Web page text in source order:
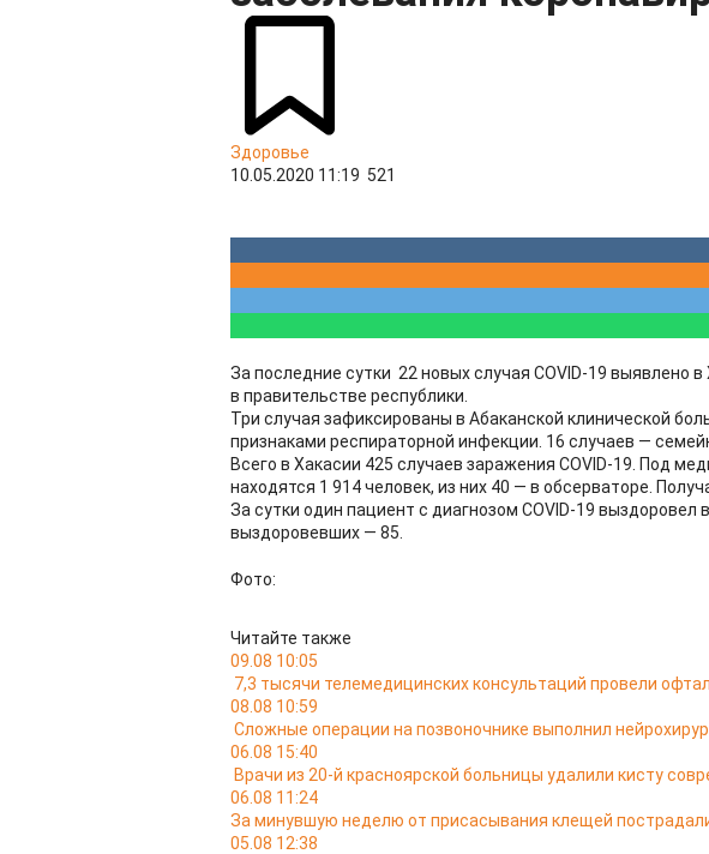
Здоровье
10.05.2020 11:19 521
За последние сутки 22 новых случая COVID-19 выявлено
в правительстве республики.
Три случая зафиксированы в Абаканской клинической
признаками респираторной инфекции. 16 случаев —
Всего в Хакасии 425 случаев заражения COVID-19. Под
находятся 1 914 человек, из них 40 — в обсерваторе.
За сутки один пациент с диагнозом COVID-19 выздоровел
выздоровевших — 85.
Фото:
Читайте также
09.08 10:05
7,3 тысячи телемедицинских консультаций провели
08.08 10:59
Сложные операции на позвоночнике выполнил
06.08 15:40
Врачи из 20-й красноярской больницы удалили кисту
06.08 11:24
За минувшую неделю от присасывания клещей
05.08 12:38